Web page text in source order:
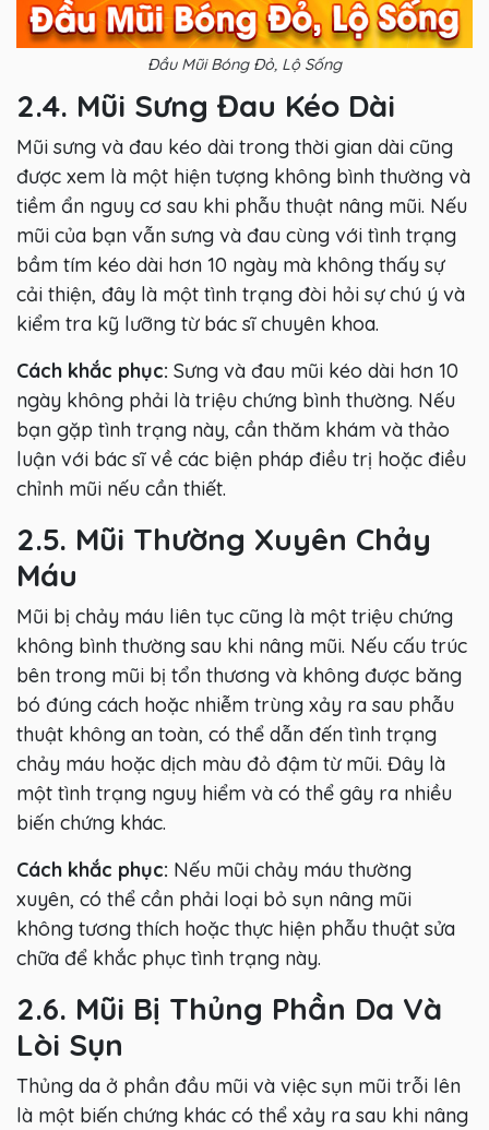
Đầu Mũi Bóng Đỏ, Lộ Sống
2.4. Mũi Sưng Đau Kéo Dài
Mũi sưng và đau kéo dài trong thời gian dài cũng
được xem là một hiện tượng không bình thường và
tiềm ẩn nguy cơ sau khi phẫu thuật nâng mũi. Nếu
mũi của bạn vẫn sưng và đau cùng với tình trạng
bầm tím kéo dài hơn 10 ngày mà không thấy sự
cải thiện, đây là một tình trạng đòi hỏi sự chú ý và
kiểm tra kỹ lưỡng từ bác sĩ chuyên khoa.
Cách khắc phục: Sưng và đau mũi kéo dài hơn 10
ngày không phải là triệu chứng bình thường. Nếu
bạn gặp tình trạng này, cần thăm khám và thảo
luận với bác sĩ về các biện pháp điều trị hoặc điều
chỉnh mũi nếu cần thiết.
2.5. Mũi Thường Xuyên Chảy
Máu
Mũi bị chảy máu liên tục cũng là một triệu chứng
không bình thường sau khi nâng mũi. Nếu cấu trúc
bên trong mũi bị tổn thương và không được băng
bó đúng cách hoặc nhiễm trùng xảy ra sau phẫu
thuật không an toàn, có thể dẫn đến tình trạng
chảy máu hoặc dịch màu đỏ đậm từ mũi. Đây là
một tình trạng nguy hiểm và có thể gây ra nhiều
biến chứng khác.
Cách khắc phục: Nếu mũi chảy máu thường
xuyên, có thể cần phải loại bỏ sụn nâng mũi
không tương thích hoặc thực hiện phẫu thuật sửa
chữa để khắc phục tình trạng này.
2.6. Mũi Bị Thủng Phần Da Và
Lòi Sụn
Thủng da ở phần đầu mũi và việc sụn mũi trỗi lên
là một biến chứng khác có thể xảy ra sau khi nâng